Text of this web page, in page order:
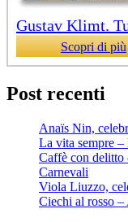
Gustav Klimt.
Scopri di più
Post recenti
Anaïs Nin,
La vita sempre
Caffè con delitto
Carnevali
Viola Liuzzo,
Ciechi al rosso